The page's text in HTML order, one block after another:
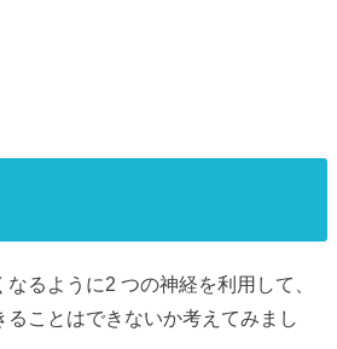
るように2 つの神経を利用して、
ることはできないか考えてみまし